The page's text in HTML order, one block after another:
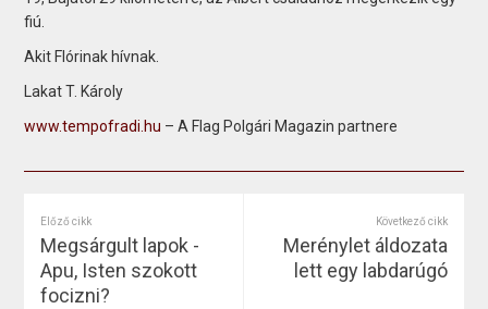
fiú.
Akit Flórinak hívnak.
Lakat T. Károly
www.tempofradi.hu – A Flag Polgári Magazin partnere
Előző cikk
Megsárgult lapok -
Apu, Isten szokott
focizni?
Következő cikk
Merénylet áldozata
lett egy labdarúgó